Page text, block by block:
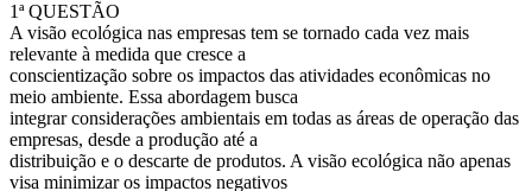
1ª QUESTÃO
A visão ecológica nas empresas tem se tornado cada vez mais
relevante à medida que cresce a
conscientização sobre os impactos das atividades econômicas no
meio ambiente. Essa abordagem busca
integrar considerações ambientais em todas as áreas de operação das
empresas, desde a produção até a
distribuição e o descarte de produtos. A visão ecológica não apenas
visa minimizar os impactos negativos